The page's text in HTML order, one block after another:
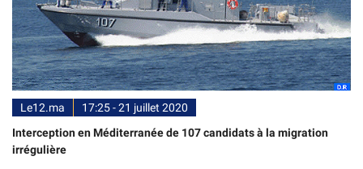
Le12.ma
17:25 - 21 juillet 2020
Interception en Méditerranée de 107 candidats à la migration
irrégulière